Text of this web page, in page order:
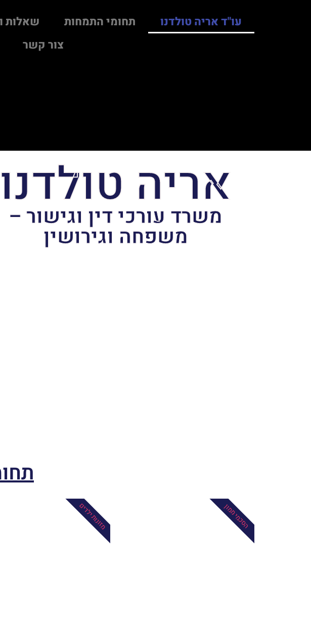
עו"ד אריה טולדנו תחומי התמחות שאלות
צור קשר
אריה טולדנו
משרד עורכי דין וגישור –
משפחה וגירושין
הסכמי ממון מזונות ילדים